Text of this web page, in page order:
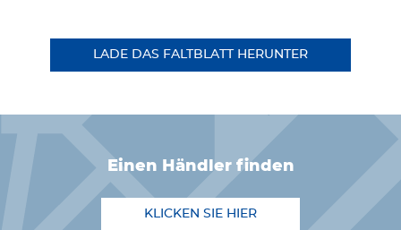
LADE DAS FALTBLATT HERUNTER
einen Händler finden
KLICKEN SIE HIER